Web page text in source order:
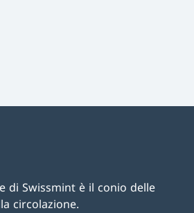
di Swissmint è il conio delle
circolazione.